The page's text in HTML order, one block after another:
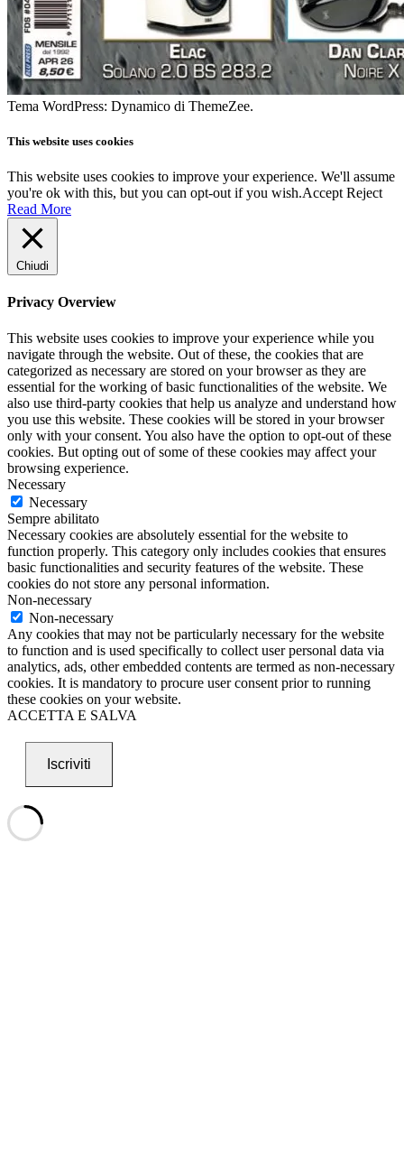
Tema WordPress: Dynamico di ThemeZee.
This website uses cookies
This website uses cookies to improve your experience. We'll assume
you're ok with this, but you can opt-out if you wish.Accept Reject
Read More
Chiudi
Privacy Overview
This website uses cookies to improve your experience while you
navigate through the website. Out of these, the cookies that are
categorized as necessary are stored on your browser as they are
essential for the working of basic functionalities of the website. We
also use third-party cookies that help us analyze and understand how
you use this website. These cookies will be stored in your browser
only with your consent. You also have the option to opt-out of these
cookies. But opting out of some of these cookies may affect your
browsing experience.
Necessary
Necessary
Sempre abilitato
Necessary cookies are absolutely essential for the website to
function properly. This category only includes cookies that ensures
basic functionalities and security features of the website. These
cookies do not store any personal information.
Non-necessary
Non-necessary
Any cookies that may not be particularly necessary for the website
to function and is used specifically to collect user personal data via
analytics, ads, other embedded contents are termed as non-necessary
cookies. It is mandatory to procure user consent prior to running
these cookies on your website.
ACCETTA E SALVA
Iscriviti